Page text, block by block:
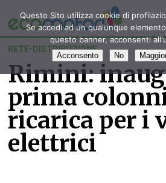
RETE-DISTRIBUZIONE
Rimini:
prima
ricarica per i
elettrici
Questo Sito utilizza cookie di
Se accedi ad un qualunque
questo banner, acconsenti
Acconsento No